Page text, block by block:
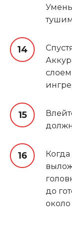
Когда
до